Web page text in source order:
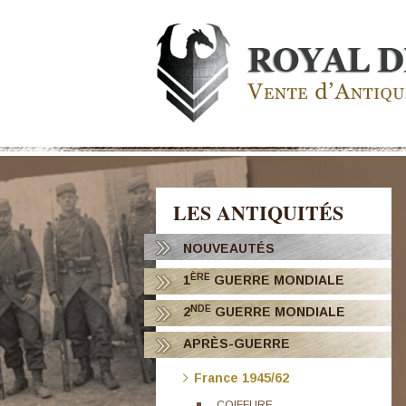
LES ANTIQUITÉS
NOUVEAUTÉS
1ÈREGUERRE MONDIALE
2NDEGUERRE MONDIALE
APRÈS-GUERRE
France 1945/62